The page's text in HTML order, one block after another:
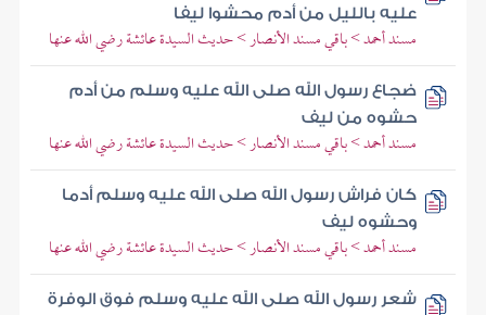
عليه بالليل من أدم محشوا ليفا
مسند أحمد > باقي مسند الأنصار > حديث السيدة عائشة رضي الله عنها
ضجاع رسول الله صلى الله عليه وسلم من أدم
حشوه من ليف
مسند أحمد > باقي مسند الأنصار > حديث السيدة عائشة رضي الله عنها
كان فراش رسول الله صلى الله عليه وسلم أدما
وحشوه ليف
مسند أحمد > باقي مسند الأنصار > حديث السيدة عائشة رضي الله عنها
شعر رسول الله صلى الله عليه وسلم فوق الوفرة